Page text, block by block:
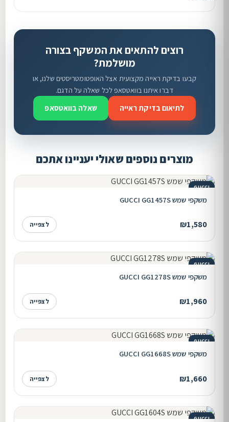
רוצים להתאים את המשקף בצורה
מושלמת?
קבעו בדיקת ראייה מקצועית אצל האופטומטריסטים שלנו, או
דברו איתנו בוואטסאפ לכל שאלה על הדגם.
לתיאום בדיקת ראייה
שאלה בוואטסאפ
מוצרים נוספים שאולי יעניינו אתכם
GUCCI
משקפי שמש GUCCI GG1457S
₪1,580 לצפייה
GUCCI
משקפי שמש GUCCI GG1278S
₪1,960 לצפייה
GUCCI
משקפי שמש GUCCI GG1668S
₪1,660 לצפייה
GUCCI